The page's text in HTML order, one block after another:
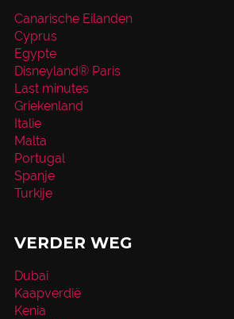
Canarische Eilanden
Cyprus
Egypte
Disneyland® Paris
Last minutes
Griekenland
Italie
Malta
Portugal
Spanje
Turkije
VERDER WEG
Dubai
Kaapverdië
Kenia